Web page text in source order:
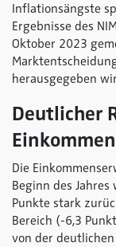
Inflationsängste
Ergebnisse des
Oktober 2023
herausgegeben
Deutlicher
Die
Beginn des
Punkte stark
Bereich (-6,3
von der